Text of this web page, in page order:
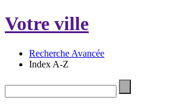
Votre ville
Recherche Avancée
Index A-Z